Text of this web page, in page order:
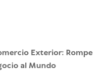
Exterior: Rompe
al Mundo